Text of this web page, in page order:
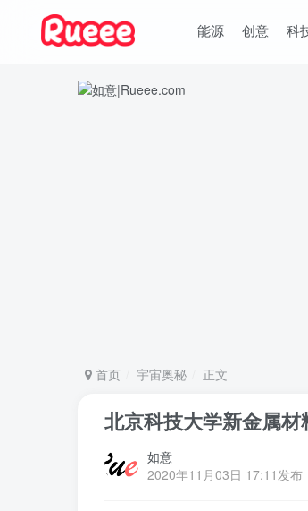
能源 创意 科
首页 宇宙奥秘 正文
北京科技大学新金属
如意
2020年11月03日 17:11发布